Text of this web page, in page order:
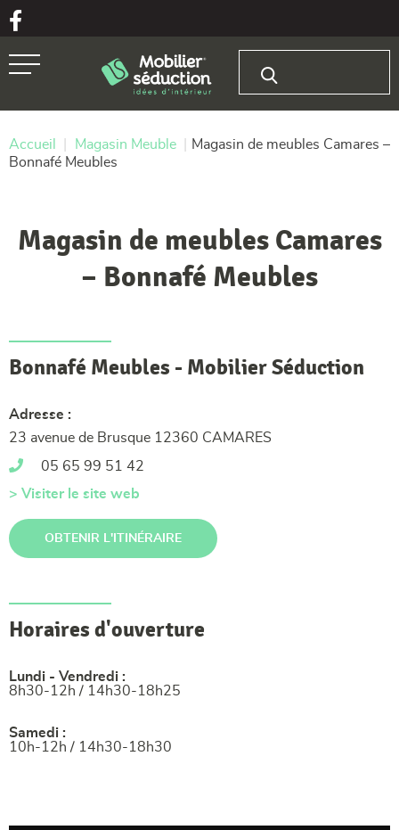
Aller au texte
Aller au menu
Accueil Magasin Meuble
Magasin de meubles Camares –
Bonnafé Meubles
Magasin de meubles Camares
– Bonnafé Meubles
Bonnafé Meubles - Mobilier Séduction
Adresse :
23 avenue de Brusque 12360 CAMARES
05 65 99 51 42
> Visiter le site web
OBTENIR L'ITINÉRAIRE
Horaires d'ouverture
Lundi - Vendredi :
8h30-12h / 14h30-18h25
Samedi :
10h-12h / 14h30-18h30